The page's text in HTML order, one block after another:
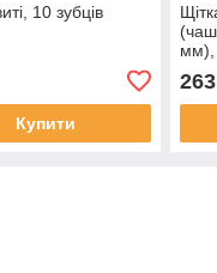
10 зубців
Купити
мм),
263